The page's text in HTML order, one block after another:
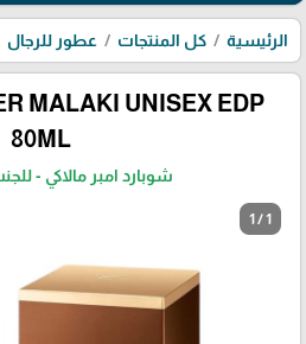
الرئيسية كل المنتجات عطور للرجال
MALAKI UNISEX EDP
80ML
شوبارد امبر مالاكي -
1 / 1